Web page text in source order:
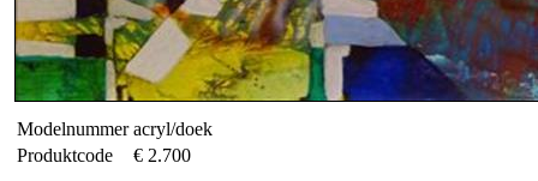
Modelnummer acryl/doek
Produktcode
€ 2.700